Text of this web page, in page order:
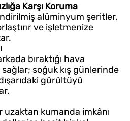
Karşı Koruma
alüminyum şeritler,
ve işletmenize
bıraktığı hava
sağlar; soğuk kış günlerinde
gürültüyü
uzaktan kumanda imkânı